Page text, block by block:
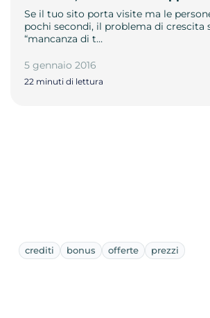
Se il tuo sito porta visite ma le
pochi secondi, il problema di crescita
“mancanza di t…
5 gennaio 2016
22 minuti di lettura
crediti bonus offerte prezzi